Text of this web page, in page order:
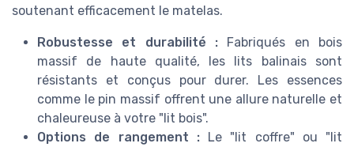
soutenant efficacement le matelas.
Robustesse et durabilité : Fabriqués en bois
massif de haute qualité, les lits balinais sont
résistants et conçus pour durer. Les essences
comme le pin massif offrent une allure naturelle et
chaleureuse à votre "lit bois".
Options de rangement :Le "lit coffre" ou "lit